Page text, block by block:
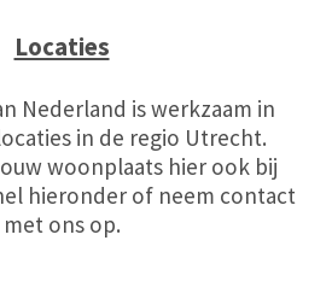
Locaties
Nederland is werkzaam in
in de regio Utrecht.
woonplaats hier ook bij
hieronder of neem contact
met ons op.